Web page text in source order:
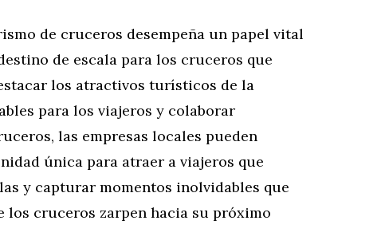
de cruceros desempeña un papel vital
de escala para los cruceros que
los atractivos turísticos de la
para los viajeros y colaborar
las empresas locales pueden
única para atraer a viajeros que
y capturar momentos inolvidables que
los cruceros zarpen hacia su próximo